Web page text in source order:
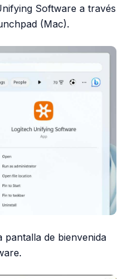
Software a través
(Mac).
de bienvenida